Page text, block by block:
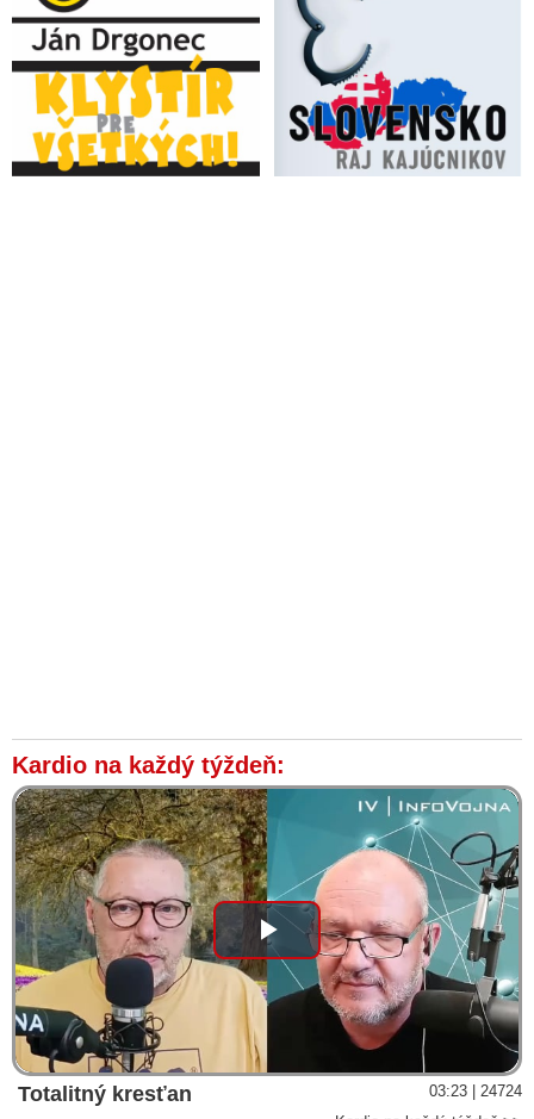
Kardio na každý týždeň:
Play
Video
Totalitný kresťan
03:23 | 24724